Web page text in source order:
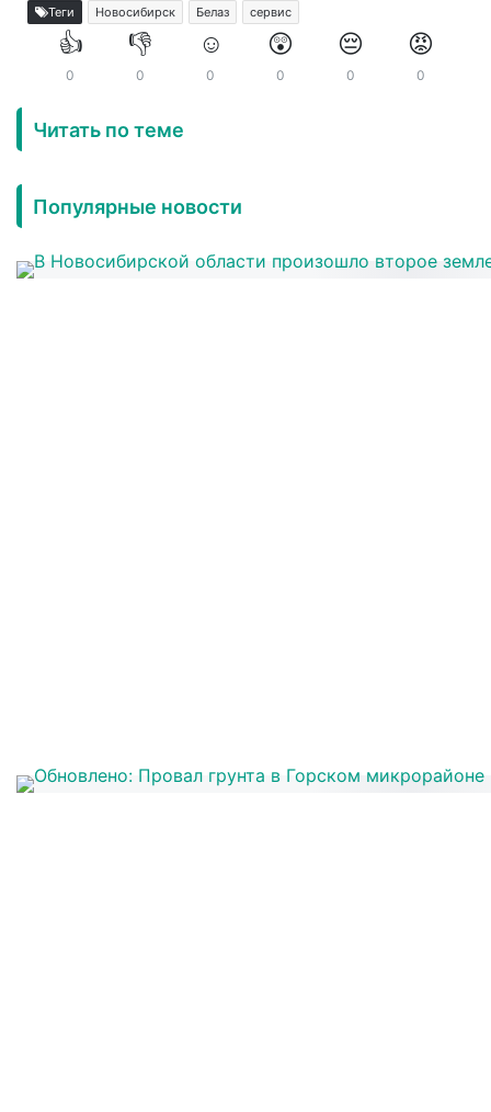
Теги Новосибирск Белаз сервис
👍
0
👎
0
☺️
0
😲
0
😔
0
😡
0
Читать по теме
Популярные новости